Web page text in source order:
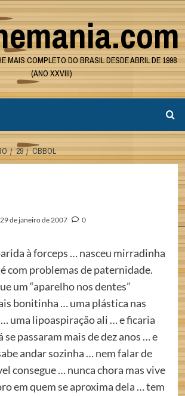
MAIS COMPLETO DO BRASIL DESDE ABRIL DE 1998
(ANO XXVIII)
29 CBBOL
29 de janeiro de 2007 0
à forceps … nasceu mirradinha
com problemas de paternidade.
um “aparelho nos dentes”
bonitinha … uma plástica nas
… uma lipoaspiração ali … e ficaria
se passaram mais de dez anos … e
andar sozinha … nem falar de
consegue … nunca chora mas vive
em quem se aproxima dela … tem